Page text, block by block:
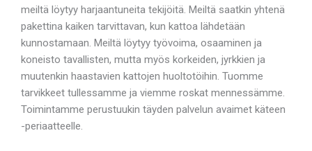
meiltä löytyy harjaantuneita tekijöitä. Meiltä saatkin yhtenä
pakettina kaiken tarvittavan, kun kattoa lähdetään
kunnostamaan. Meiltä löytyy työvoima, osaaminen ja
koneisto tavallisten, mutta myös korkeiden, jyrkkien ja
muutenkin haastavien kattojen huoltotöihin. Tuomme
tarvikkeet tullessamme ja viemme roskat mennessämme.
Toimintamme perustuukin täyden palvelun avaimet käteen
-periaatteelle.